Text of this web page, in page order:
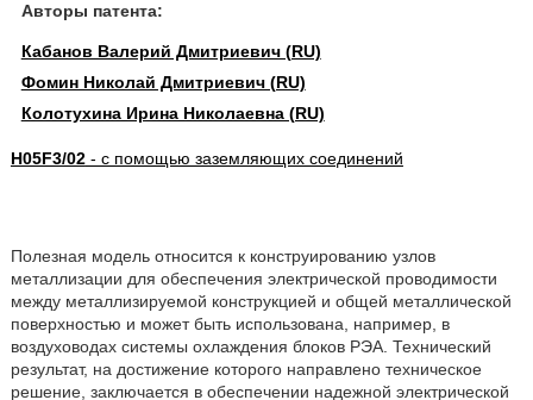
Авторы патента:
Кабанов Валерий Дмитриевич (RU)
Фомин Николай Дмитриевич (RU)
Колотухина Ирина Николаевна (RU)
H05F3/02- с помощью заземляющих соединений
Полезная модель относится к конструированию узлов
металлизации для обеспечения электрической проводимости
между металлизируемой конструкцией и общей металлической
поверхностью и может быть использована, например, в
воздуховодах системы охлаждения блоков РЭА. Технический
результат, на достижение которого направлено техническое
решение, заключается в обеспечении надежной электрической